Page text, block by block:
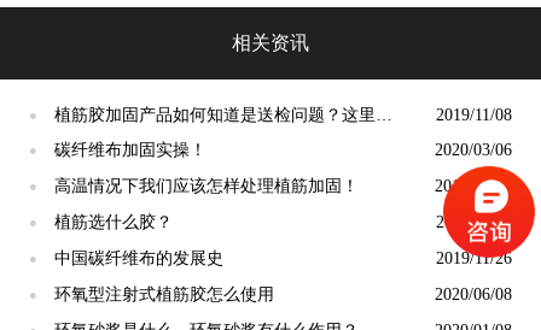
相关资讯
●
植筋胶加固产品如何知道是送检问题？这里有
你要的内容
2019/11/08
● 碳纤维布加固实操！ 2020/03/06
● 高温情况下我们应该怎样处理植筋加固！ 2019/12/04
● 植筋选什么胶？ 2019/11/19
● 中国碳纤维布的发展史 2019/11/26
● 环氧型注射式植筋胶怎么使用 2020/06/08